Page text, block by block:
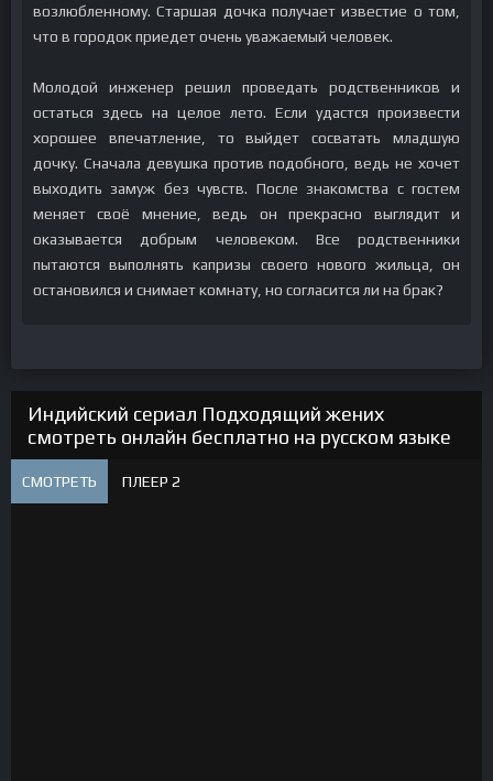
возлюбленному. Старшая дочка получает известие о том,
что в городок приедет очень уважаемый человек.
Молодой инженер решил проведать родственников и
остаться здесь на целое лето. Если удастся произвести
хорошее впечатление, то выйдет сосватать младшую
дочку. Сначала девушка против подобного, ведь не хочет
выходить замуж без чувств. После знакомства с гостем
меняет своё мнение, ведь он прекрасно выглядит и
оказывается добрым человеком. Все родственники
пытаются выполнять капризы своего нового жильца, он
остановился и снимает комнату, но согласится ли на брак?
Индийский сериал Подходящий жених
смотреть онлайн бесплатно на русском языке
СМОТРЕТЬ ПЛЕЕР 2